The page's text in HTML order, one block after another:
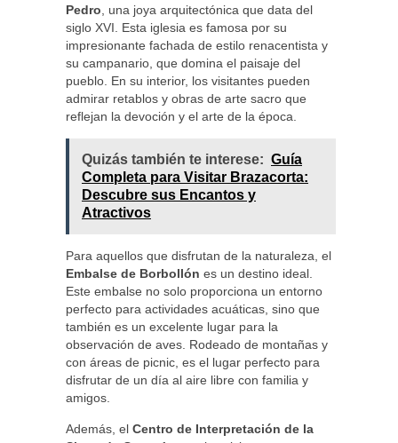
Pedro , una joya arquitectónica que data del
siglo XVI. Esta iglesia es famosa por su
impresionante fachada de estilo renacentista y
su campanario, que domina el paisaje del
pueblo. En su interior, los visitantes pueden
admirar retablos y obras de arte sacro que
reflejan la devoción y el arte de la época.
Quizás también te interese: Guía
Completa para Visitar Brazacorta:
Descubre sus Encantos y
Atractivos
Para aquellos que disfrutan de la naturaleza, el
Embalse de Borbollón es un destino ideal.
Este embalse no solo proporciona un entorno
perfecto para actividades acuáticas, sino que
también es un excelente lugar para la
observación de aves. Rodeado de montañas y
con áreas de picnic, es el lugar perfecto para
disfrutar de un día al aire libre con familia y
amigos.
Además, el Centro de Interpretación de la